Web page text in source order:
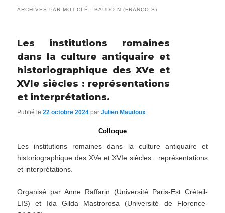
ARCHIVES PAR MOT-CLÉ : BAUDOIN (FRANÇOIS)
Les institutions romaines
dans la culture antiquaire et
historiographique des XVe et
XVIe siècles : représentations
et interprétations.
Publié le22 octobre 2024 parJulien Maudoux
Colloque
Les institutions romaines dans la culture antiquaire et
historiographique des XVe et XVIe siècles : représentations
et interprétations.
Organisé par Anne Raffarin (Université Paris-Est Créteil-
LIS) et Ida Gilda Mastrorosa (Université de Florence-